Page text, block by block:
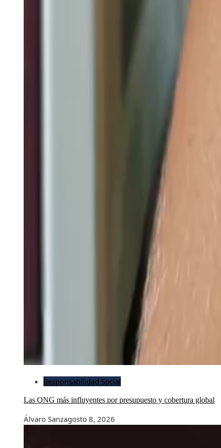
Responsabilidad Social
Las ONG más influyentes por presupuesto y cobertura global
Álvaro Sanzagosto 8, 2026